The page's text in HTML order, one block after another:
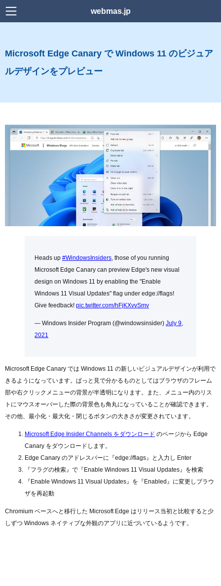
webmas.jp
Home
Power Platform
Web デザイン
WordPress
Downlord
Microsoft Edge Canary で Windows 11 のビジュア
ルデザインをプレビュー
Heads up #WindowsInsiders , those of you running
Microsoft Edge Canary can preview Edge's new visual
design on Windows 11 by enabling the "Enable
Windows 11 Visual Updates" flag under edge://flags!
Give feedback! pic.twitter.com/hFjKXvvSmv
— Windows Insider Program (@windowsinsider) July 9,
2021
Microsoft Edge Canary では Windows 11 の新しいビジュアルデザインが利用で
きるようになっています。ぱっと見で分かるものとしてはブラウザのフレーム
部や右クリックメニューの背景が半透明になります。また、メニュー内のリス
トにマウスオーバーした際の背景色も角丸になっていることが確認できます。
その他、最小化・最大化・閉じるボタンの大きさが変更されています。
Microsoft Edge Insider Channels をダウンロード のページから Edge
Canary をダウンロードします。
Edge Canary のアドレスバーに『edge://flags』と入力し Enter
『フラグの検索』で『Enable Windows 11 Visual Updates』を検索
『Enable Windows 11 Visual Updates』を『Enabled』に変更しブラウ
ザを再起動
Chromium ベースへと移行した Microsoft Edge はリリース当初と比較すると少
しずつ Windows ネイティブな外観のアプリに近づいているようです。